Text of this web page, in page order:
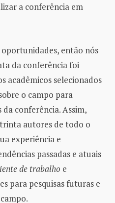
a conferência em
então nós
da conferência foi
acadêmicos selecionados
o campo para
conferência. Assim,
autores de todo o
experiência e
passadas e atuais
de trabalho e
para pesquisas futuras e